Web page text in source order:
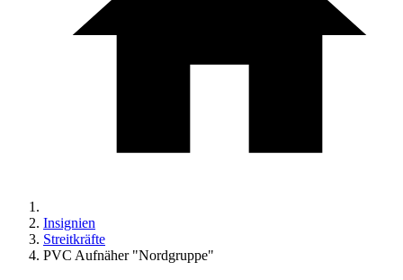
Insignien
Streitkräfte
PVC Aufnäher "Nordgruppe"